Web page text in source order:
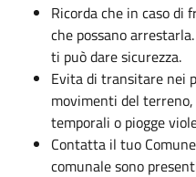
Ricorda che in caso di
che possano
ti può dare sicurezza.
Evita di transitare nei
movimenti del
temporali o piogge
Contatta il tuo
comunale sono